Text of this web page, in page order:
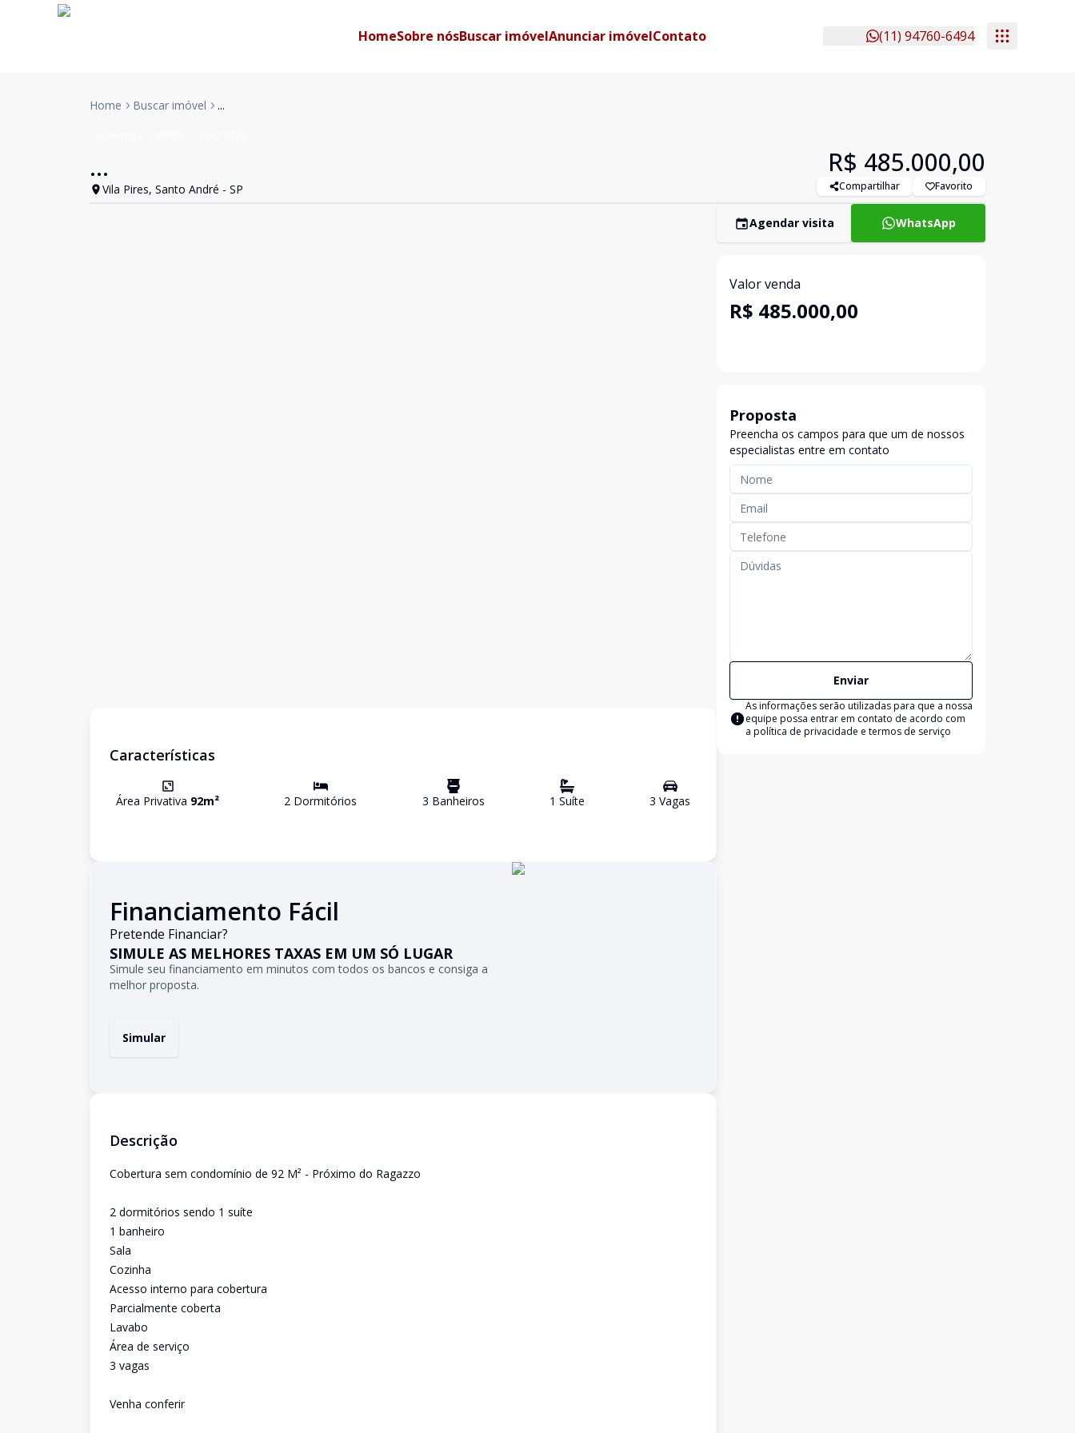
HomeSobre nósBuscar imóvelAnunciar imóvelContato (11) 94760-6494
Home Buscar imóvel ...
...
Vila Pires, Santo André - SP
R$ 485.000,00
Compartilhar Favorito
Características
Área Privativa 92m² 2 Dormitórios 3 Banheiros 1 Suíte 3 Vagas
Financiamento Fácil
Pretende Financiar?
SIMULE AS MELHORES TAXAS EM UM SÓ LUGAR
Simule seu financiamento em minutos com todos os bancos e consiga a
melhor proposta.
Simular
Descrição
Cobertura sem condomínio de 92 M² - Próximo do Ragazzo
2 dormitórios sendo 1 suíte
1 banheiro
Sala
Cozinha
Acesso interno para cobertura
Parcialmente coberta
Lavabo
Área de serviço
3 vagas
Venha conferir
Agendar visita WhatsApp
Valor venda
R$ 485.000,00
Proposta
Preencha os campos para que um de nossos
especialistas entre em contato
Enviar
As informações serão utilizadas para que a nossa
equipe possa entrar em contato de acordo com
a política de privacidade e termos de serviço